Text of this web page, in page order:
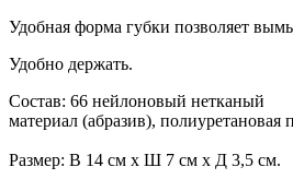
Удобная форма губки позволяет
Удобно держать.
Состав: 66 нейлоновый нетканый
материал (абразив), полиуретановая
Размер: В 14 см x Ш 7 см x Д 3,5 см.